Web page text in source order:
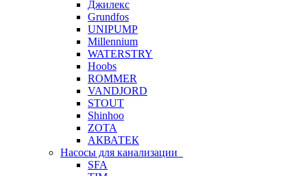
Джилекс
Grundfos
UNIPUMP
Millennium
WATERSTRY
Hoobs
ROMMER
VANDJORD
STOUT
Shinhoo
ZOTA
АКВАТЕК
Насосы для канализации
SFA